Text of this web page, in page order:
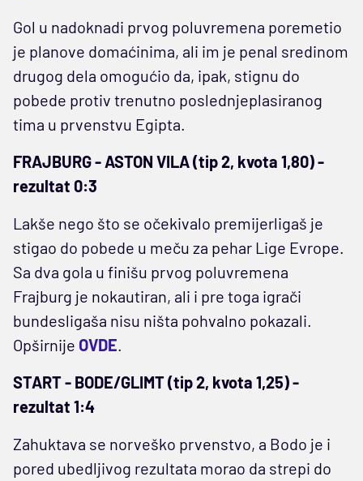
Gol u nadoknadi prvog poluvremena poremetio
je planove domaćinima, ali im je penal sredinom
drugog dela omogućio da, ipak, stignu do
pobede protiv trenutno poslednjeplasiranog
tima u prvenstvu Egipta.
FRAJBURG - ASTON VILA (tip 2, kvota 1,80) -
rezultat 0:3
Lakše nego što se očekivalo premijerligaš je
stigao do pobede u meču za pehar Lige Evrope.
Sa dva gola u finišu prvog poluvremena
Frajburg je nokautiran, ali i pre toga igrači
bundesligaša nisu ništa pohvalno pokazali.
Opširnije OVDE.
START - BODE/GLIMT (tip 2, kvota 1,25) -
rezultat 1:4
Zahuktava se norveško prvenstvo, a Bodo je i
pored ubedljivog rezultata morao da strepi do